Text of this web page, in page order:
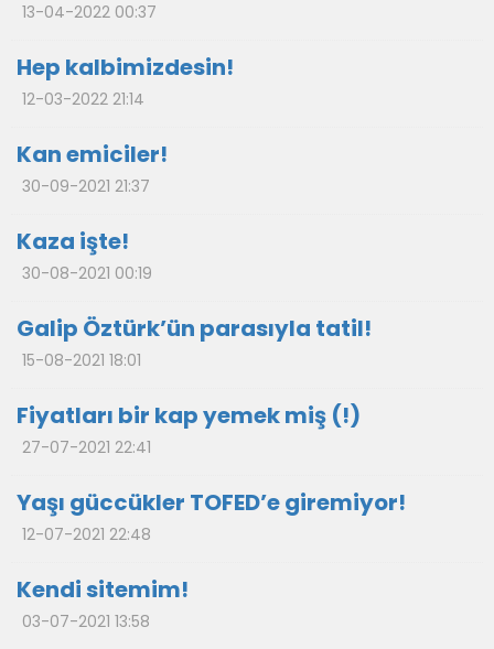
13-04-2022 00:37
Hep kalbimizdesin!
12-03-2022 21:14
Kan emiciler!
30-09-2021 21:37
Kaza işte!
30-08-2021 00:19
Galip Öztürk’ün parasıyla tatil!
15-08-2021 18:01
Fiyatları bir kap yemek miş (!)
27-07-2021 22:41
Yaşı güccükler TOFED’e giremiyor!
12-07-2021 22:48
Kendi sitemim!
03-07-2021 13:58